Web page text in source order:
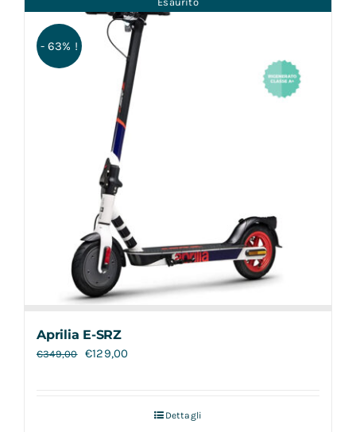
- 63% !
Aprilia E-SRZ
€349,00 €129,00
Dettagli